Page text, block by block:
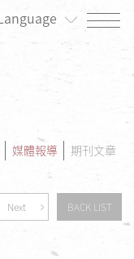
區
媒體報導 期刊文章
Next BACK LIST